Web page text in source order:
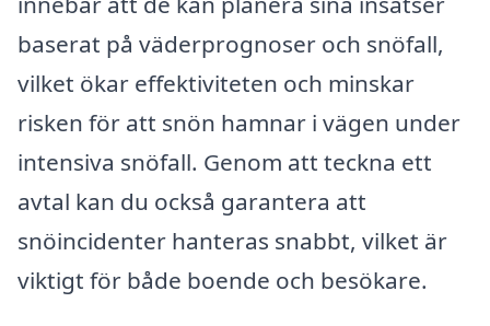
baserat på väderprognoser och snöfall,
vilket ökar effektiviteten och minskar
risken för att snön hamnar i vägen under
intensiva snöfall. Genom att teckna ett
avtal kan du också garantera att
snöincidenter hanteras snabbt, vilket är
viktigt för både boende och besökare.